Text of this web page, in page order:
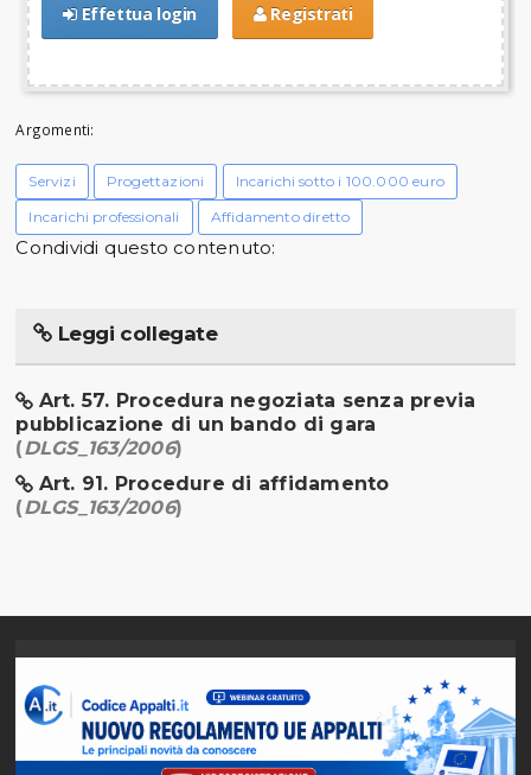
Effettua login Registrati
Argomenti:
Servizi Progettazioni
Incarichi sotto i 100.000 euro
Incarichi professionali
Affidamento diretto
Condividi questo contenuto:
Leggi collegate
Art. 57. Procedura negoziata senza previa
pubblicazione di un bando di gara
(DLGS_163/2006)
Art. 91. Procedure di affidamento
(DLGS_163/2006)